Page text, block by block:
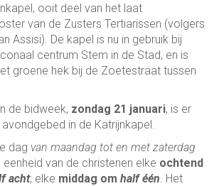
ooit deel van het laat
van de Zusters Tertiarissen (volgers
Assisi). De kapel is nu in gebruik bij
centrum Stem in de Stad, en is
groene hek bij de Zoetestraat tussen
de bidweek, zondag 21 januari, is er
in de Katrijnkapel.
dag van maandag tot en met zaterdag
van de christenen elke ochtend
acht; elke middag om half één. Het